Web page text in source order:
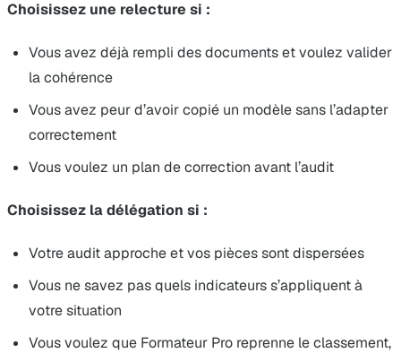
Choisissez une relecture si :
Vous avez déjà rempli des documents et voulez valider
la cohérence
Vous avez peur d’avoir copié un modèle sans l’adapter
correctement
Vous voulez un plan de correction avant l’audit
Choisissez la délégation si :
Votre audit approche et vos pièces sont dispersées
Vous ne savez pas quels indicateurs s’appliquent à
votre situation
Vous voulez que Formateur Pro reprenne le classement,